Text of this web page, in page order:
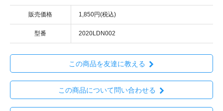
販売価格 1,850円(税込)
型番 2020LDN002
この商品を友達に教える
この商品について問い合わせる